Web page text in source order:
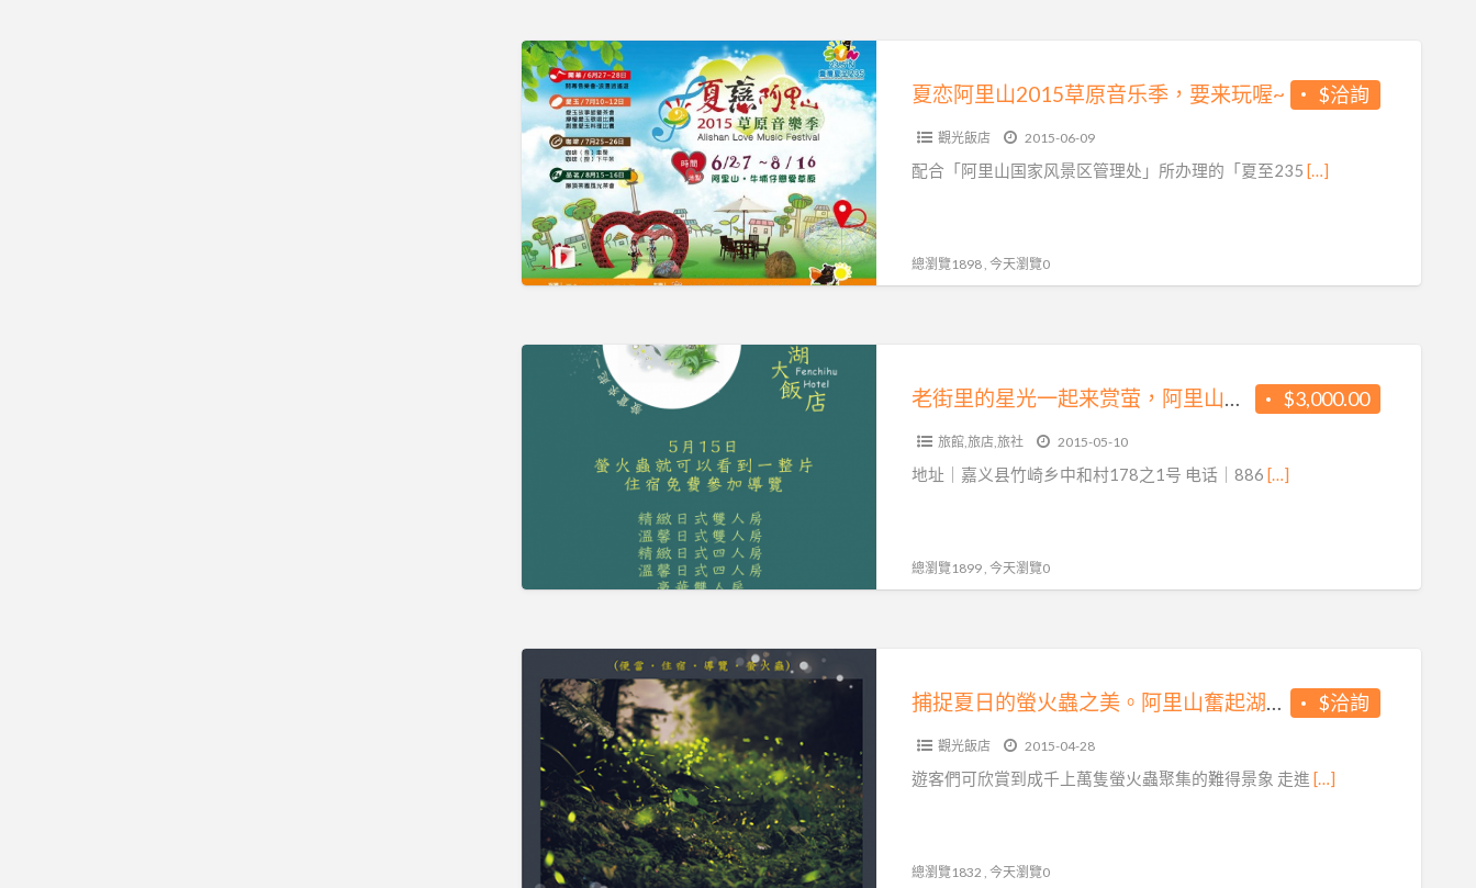
趣。
赏
萤、
逛
老
街
夏
恋
里
山
2015
草
原
音
季，
$洽詢
夏恋阿里山2015草原音乐季，要来玩喔~
觀光飯店 2015-06-09
配合「阿里山国家风景区管理处」所办理的「夏至235 […]
總瀏覽1898 , 今天瀏覽0
来
萤，
阿
山
奋
起
$3,000.00
老街里的星光一起来赏萤，阿里山奋起湖大饭店
旅館,旅店,旅社 2015-05-10
地址｜嘉义县竹崎乡中和村178之1号 电话｜886 […]
總瀏覽1899 , 今天瀏覽0
捉
螢
$洽詢
捕捉夏日的螢火蟲之美。阿里山奮起湖大飯店
觀光飯店 2015-04-28
遊客們可欣賞到成千上萬隻螢火蟲聚集的難得景象 走進 […]
總瀏覽1832 , 今天瀏覽0